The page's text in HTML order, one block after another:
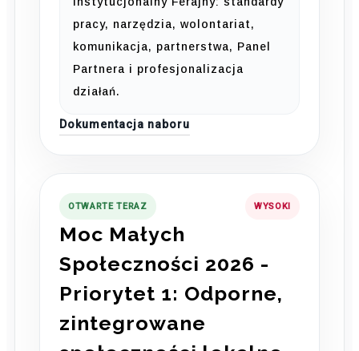
pracy, narzędzia, wolontariat,
komunikacja, partnerstwa, Panel
Partnera i profesjonalizacja
działań.
Dokumentacja naboru
OTWARTE TERAZ WYSOKI
Moc Małych
Społeczności 2026 -
Priorytet 1: Odporne,
zintegrowane